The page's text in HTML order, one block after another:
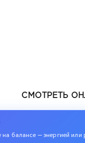
СМОТРЕТЬ
балансе — энергией или